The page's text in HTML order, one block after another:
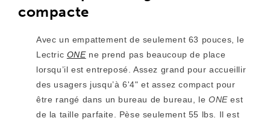
compacte
Avec un empattement de seulement 63 pouces, le
Lectric ONEne prend pas beaucoup de place
lorsqu’il est entreposé. Assez grand pour accueillir
des usagers jusqu’à 6'4" et assez compact pour
être rangé dans un bureau de bureau, leONEest
de la taille parfaite. Pèse seulement 55 lbs. Il est